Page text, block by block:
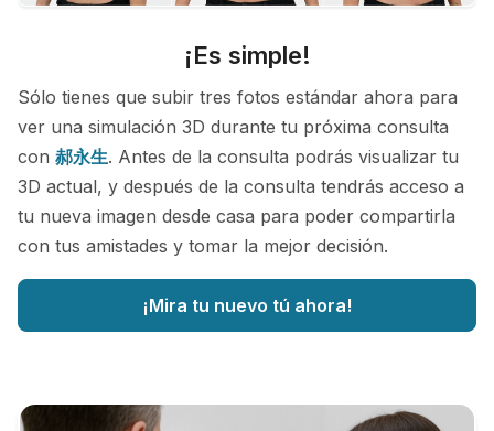
¡Es simple!
Sólo tienes que subir tres fotos estándar ahora para
ver una simulación 3D durante tu próxima consulta
con 郝永生. Antes de la consulta podrás visualizar tu
3D actual, y después de la consulta tendrás acceso a
tu nueva imagen desde casa para poder compartirla
con tus amistades y tomar la mejor decisión.
¡Mira tu nuevo tú ahora!